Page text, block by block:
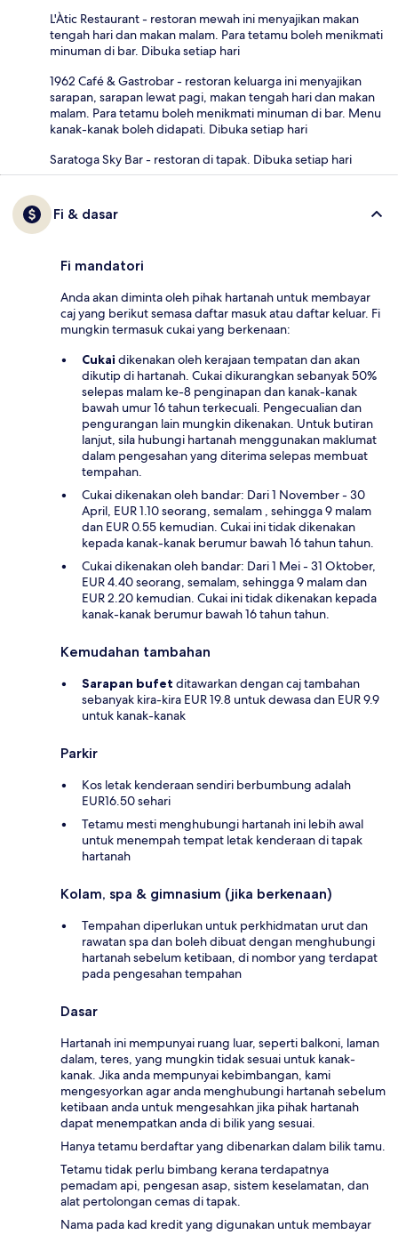
L'Àtic Restaurant - restoran mewah ini menyajikan makan
tengah hari dan makan malam. Para tetamu boleh menikmati
minuman di bar. Dibuka setiap hari
1962 Café & Gastrobar - restoran keluarga ini menyajikan
sarapan, sarapan lewat pagi, makan tengah hari dan makan
malam. Para tetamu boleh menikmati minuman di bar. Menu
kanak-kanak boleh didapati. Dibuka setiap hari
Saratoga Sky Bar - restoran di tapak. Dibuka setiap hari
Fi & dasar
Fi mandatori
Anda akan diminta oleh pihak hartanah untuk membayar
caj yang berikut semasa daftar masuk atau daftar keluar. Fi
mungkin termasuk cukai yang berkenaan:
Cukai dikenakan oleh kerajaan tempatan dan akan
dikutip di hartanah. Cukai dikurangkan sebanyak 50%
selepas malam ke-8 penginapan dan kanak-kanak
bawah umur 16 tahun terkecuali. Pengecualian dan
pengurangan lain mungkin dikenakan. Untuk butiran
lanjut, sila hubungi hartanah menggunakan maklumat
dalam pengesahan yang diterima selepas membuat
tempahan.
Cukai dikenakan oleh bandar: Dari 1 November - 30
April, EUR 1.10 seorang, semalam , sehingga 9 malam
dan EUR 0.55 kemudian. Cukai ini tidak dikenakan
kepada kanak-kanak berumur bawah 16 tahun tahun.
Cukai dikenakan oleh bandar: Dari 1 Mei - 31 Oktober,
EUR 4.40 seorang, semalam, sehingga 9 malam dan
EUR 2.20 kemudian. Cukai ini tidak dikenakan kepada
kanak-kanak berumur bawah 16 tahun tahun.
Kemudahan tambahan
Sarapan bufet ditawarkan dengan caj tambahan
sebanyak kira-kira EUR 19.8 untuk dewasa dan EUR 9.9
untuk kanak-kanak
Parkir
Kos letak kenderaan sendiri berbumbung adalah
EUR16.50 sehari
Tetamu mesti menghubungi hartanah ini lebih awal
untuk menempah tempat letak kenderaan di tapak
hartanah
Kolam, spa & gimnasium (jika berkenaan)
Tempahan diperlukan untuk perkhidmatan urut dan
rawatan spa dan boleh dibuat dengan menghubungi
hartanah sebelum ketibaan, di nombor yang terdapat
pada pengesahan tempahan
Dasar
Hartanah ini mempunyai ruang luar, seperti balkoni, laman
dalam, teres, yang mungkin tidak sesuai untuk kanak-
kanak. Jika anda mempunyai kebimbangan, kami
mengesyorkan agar anda menghubungi hartanah sebelum
ketibaan anda untuk mengesahkan jika pihak hartanah
dapat menempatkan anda di bilik yang sesuai.
Hanya tetamu berdaftar yang dibenarkan dalam bilik tamu.
Tetamu tidak perlu bimbang kerana terdapatnya
pemadam api, pengesan asap, sistem keselamatan, dan
alat pertolongan cemas di tapak.
Nama pada kad kredit yang digunakan untuk membayar